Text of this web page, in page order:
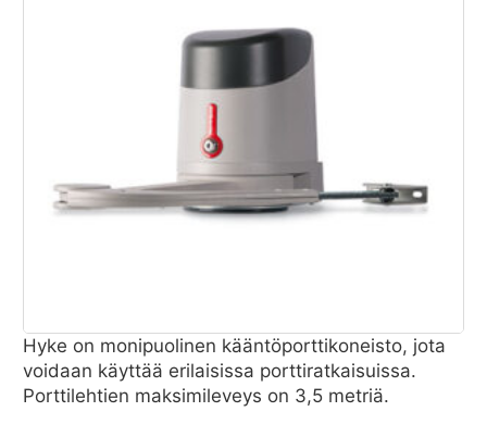
Hyke on monipuolinen kääntöporttikoneisto, jota
voidaan käyttää erilaisissa porttiratkaisuissa.
Porttilehtien maksimileveys on 3,5 metriä.